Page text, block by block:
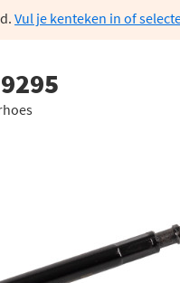
Vul je kenteken in of